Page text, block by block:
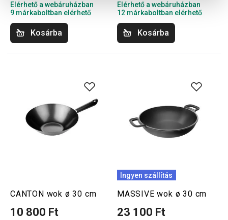
Elérhető a webáruházban
9 márkaboltban elérhető
Kosárba
Elérhető a webáruházban
12 márkaboltban elérhető
Kosárba
CANTON wok ø 30 cm
10 800 Ft
Ingyen szállítás
MASSIVE wok ø 30 cm
23 100 Ft